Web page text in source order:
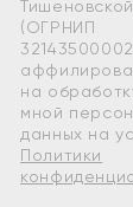
(ОГРНИП
на
мной
данных на
Политики